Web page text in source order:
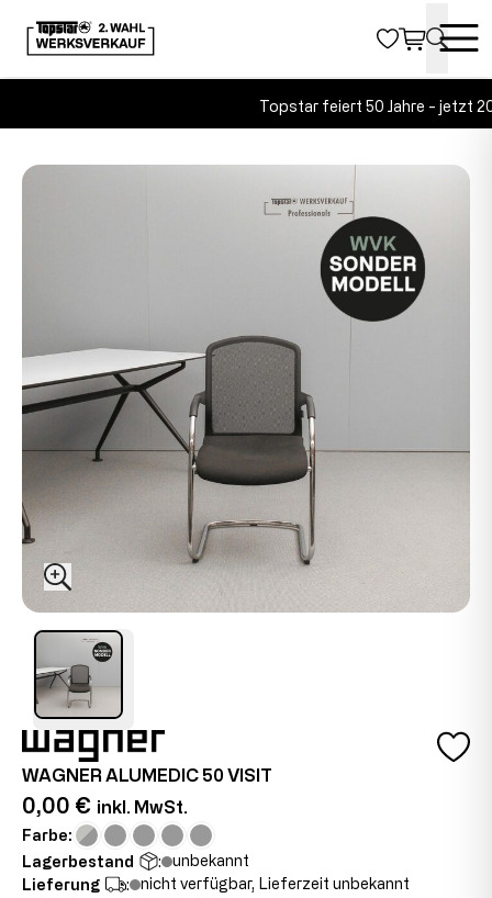
Topstar feiert 50 Jahre - jetzt
WAGNER ALUMEDIC 50 VISIT
0,00 € inkl. MwSt.
Farbe:
Lagerbestand
:
unbekannt
Lieferung
:
nicht verfügbar, Lieferzeit unbekannt